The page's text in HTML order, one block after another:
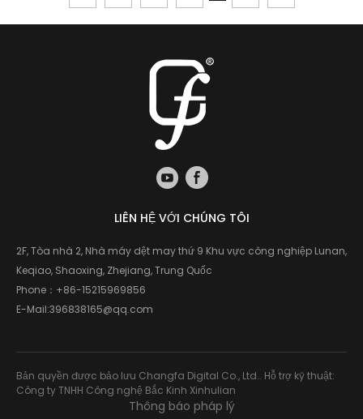
LIÊN HỆ VỚI CHÚNG TÔI
2F, Tòa nhà 2, Nhà máy dệt may thứ 9 Khu vực công nghiệp Lunan,
Keqiao, Shaoxing, Zhejiang, Trung Quốc
Phone： +86-15215969856
E-Mail:396838165@qq.com
Bản quyền được bảo lưu Changfa Digital Co., Ltd.. Hỗ trợ kỹ thuật:
Công ty TNHH Công nghệ Bắc Kinh Xinhulian
Thông báo pháp lý